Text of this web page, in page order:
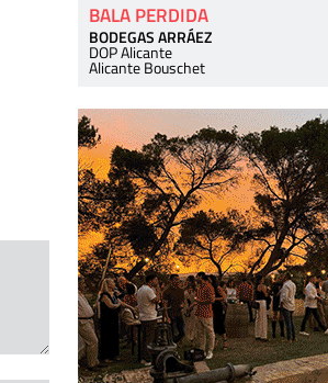
BALA PERDIDA
BODEGAS ARRÁEZ
DOP Alicante
Alicante Bouschet